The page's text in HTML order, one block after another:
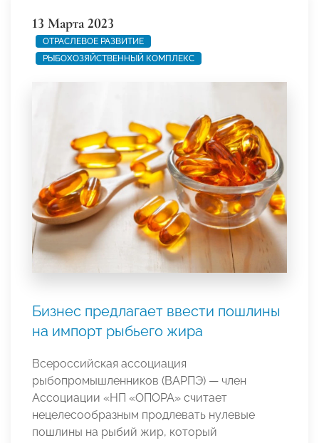
13 Марта 2023
ОТРАСЛЕВОЕ РАЗВИТИЕ
РЫБОХОЗЯЙСТВЕННЫЙ КОМПЛЕКС
Бизнес предлагает ввести пошлины
на импорт рыбьего жира
Всероссийская ассоциация
рыбопромышленников (ВАРПЭ) — член
Ассоциации «НП «ОПОРА» считает
нецелесообразным продлевать нулевые
пошлины на рыбий жир, который